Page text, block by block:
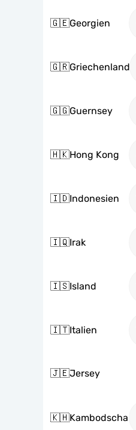
🇬🇪Georgien
🇬🇷Griechenland
🇬🇬Guernsey
🇭🇰Hong Kong
🇮🇩Indonesien
🇮🇶Irak
🇮🇸Island
🇮🇹Italien
🇯🇪Jersey
🇰🇭Kambodscha